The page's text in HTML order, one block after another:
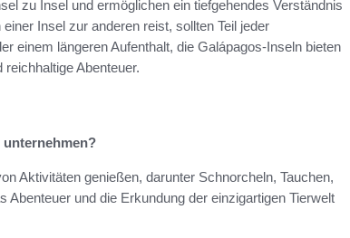
zu Insel und ermöglichen ein tiefgehendes Verständnis
Insel zur anderen reist, sollten Teil jeder
einem längeren Aufenthalt, die Galápagos-Inseln bieten
Abenteuer.
unternehmen?
Aktivitäten genießen, darunter Schnorcheln, Tauchen,
und die Erkundung der einzigartigen Tierwelt